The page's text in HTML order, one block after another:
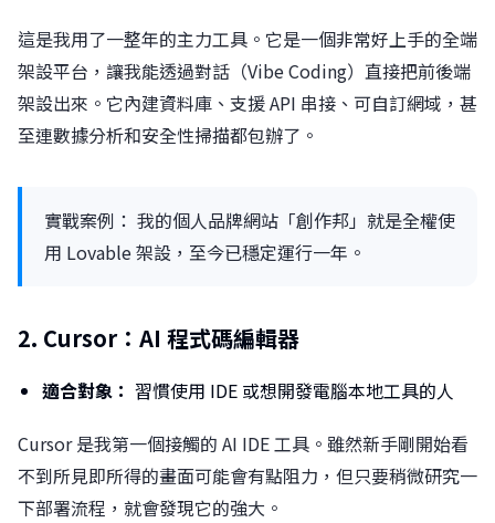
這是我用了一整年的主力工具。它是一個非常好上手的全端
架設平台，讓我能透過對話（Vibe Coding）直接把前後端
架設出來。它內建資料庫、支援 API 串接、可自訂網域，甚
至連數據分析和安全性掃描都包辦了。
實戰案例： 我的個人品牌網站「創作邦」就是全權使
用 Lovable 架設，至今已穩定運行一年。
2. Cursor：AI 程式碼編輯器
適合對象： 習慣使用 IDE 或想開發電腦本地工具的人
Cursor 是我第一個接觸的 AI IDE 工具。雖然新手剛開始看
不到所見即所得的畫面可能會有點阻力，但只要稍微研究一
下部署流程，就會發現它的強大。